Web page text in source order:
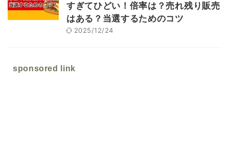
すぎてひどい！倍率は？売れ残り販売
はある？当選するためのコツ
2025/12/24
sponsored link